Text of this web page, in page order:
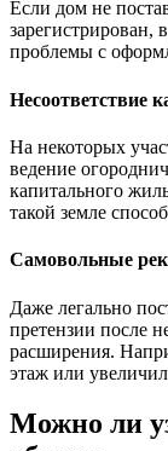
Если дом не
зарегистрирован,
проблемы с
Несоответствие
На некоторых
ведение
капитального
такой земле
Самовольные
Даже легально
претензии после
расширения.
этаж или
Можно ли